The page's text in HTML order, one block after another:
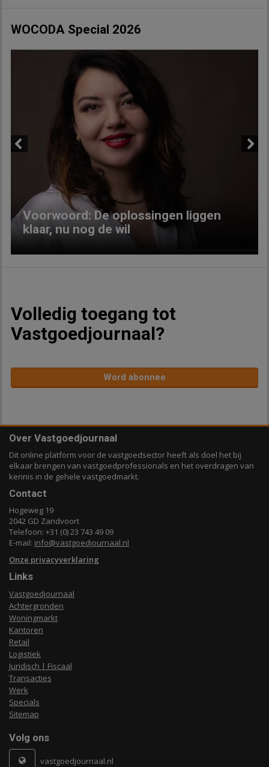
WOCODA Special 2026
Voorwoord: De oplossingen liggen
klaar, nu nog de wil
Volledig toegang tot
Vastgoedjournaal?
Word abonnee
Over Vastgoedjournaal
Dit online platform voor de vastgoedsector heeft als doel het bij
elkaar brengen van vastgoedprofessionals en het overdragen van
kennis in de gehele vastgoedmarkt.
Contact
Hogeweg 19
2042 GD Zandvoort
Telefoon: +31 (0) 23 743 49 09
E-mail: info@vastgoedjournaal.nl
Onze privacyverklaring
Links
Vastgoedjournaal
Achtergronden
Woningmarkt
Kantoren
Retail
Logistiek
Juridisch | Fiscaal
Transacties
Werk
Specials
Sitemap
Volg ons
vastgoedjournaal.nl